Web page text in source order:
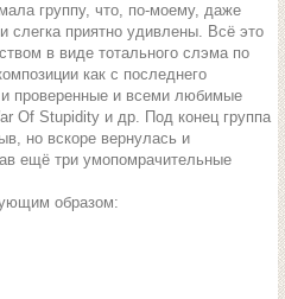
группу, что, по-моему, даже
слегка приятно удивлены. Всё это
в виде тотального слэма по
как с последнего
проверенные и всеми любимые
Of Stupidity и др. Под конец группа
но вскоре вернулась и
ещё три умопомрачительные
образом: